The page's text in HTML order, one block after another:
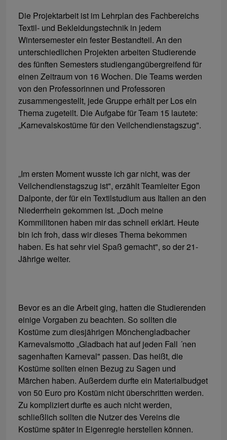
Die Projektarbeit ist im Lehrplan des Fachbereichs
Textil- und Bekleidungstechnik in jedem
Wintersemester ein fester Bestandteil. An den
unterschiedlichen Projekten arbeiten Studierende
des fünften Semesters studiengangübergreifend für
einen Zeitraum von 16 Wochen. Die Teams werden
von den Professorinnen und Professoren
zusammengestellt, jede Gruppe erhält per Los ein
Thema zugeteilt. Die Aufgabe für Team 15 lautete:
„Karnevalskostüme für den Veilchendienstagszug".
„Im ersten Moment wusste ich gar nicht, was der
Veilchendienstagszug ist", erzählt Teamleiter Egon
Dalponte, der für ein Textilstudium aus Italien an den
Niederrhein gekommen ist. „Doch meine
Kommilitonen haben mir das schnell erklärt. Heute
bin ich froh, dass wir dieses Thema bekommen
haben. Es hat sehr viel Spaß gemacht", so der 21-
Jährige weiter.
Bevor es an die Arbeit ging, hatten die Studierenden
einige Vorgaben zu beachten. So sollten die
Kostüme zum diesjährigen Mönchengladbacher
Karnevalsmotto „Gladbach hat auf jeden Fall ´nen
sagenhaften Karneval" passen. Das heißt, die
Kostüme sollten einen Bezug zu Sagen und
Märchen haben. Außerdem durfte ein Materialbudget
von 50 Euro pro Kostüm nicht überschritten werden.
Zu kompliziert durfte es auch nicht werden,
schließlich sollten die Nutzer des Vereins die
Kostüme später in Eigenregie herstellen können.